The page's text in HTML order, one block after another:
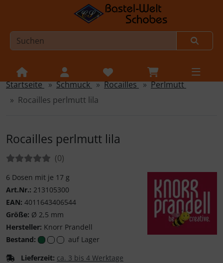
Sprungnavigation
Springe zur Navigation
Springe zum Inhalt
Springe zum Button für Einstellungen
Springe zu den allgemeinen Informationen
Startseite Schmuck Rocailles
Perlmutt
Rocailles perlmutt lila
Rocailles perlmutt lila
Bewertungen:(0Bewertungen
)
6 Dosen mit je 17 g
Art.Nr.: 213105300
EAN: 4011643406544
Größe: Ø 2,5 mm
Hersteller: Knorr Prandell
Bestand:
auf Lager
Lieferzeit: ca. 3 bis 4 Werktage